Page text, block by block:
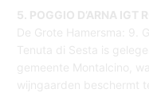
5. POGGIO D’ARNA IGT
De Grote Hamersma: 9.
Tenuta di Sesta is
gemeente Montalcino,
wijngaarden beschermt